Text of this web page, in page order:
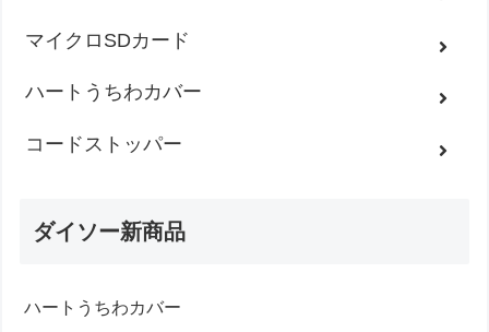
マイクロSDカード
ハートうちわカバー
コードストッパー
ダイソー新商品
ハートうちわカバー